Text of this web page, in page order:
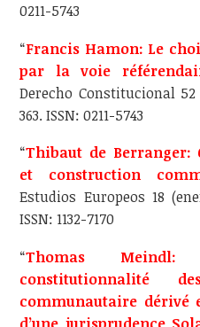
0211-5743
“Francis Hamon: Le
par la voie
Derecho Constitucional
363. ISSN: 0211-5743
“Thibaut de Berranger:
et construction
Estudios Europeos 18
ISSN: 1132-7170
“Thomas
constitutionnalité
communautaire dérivé